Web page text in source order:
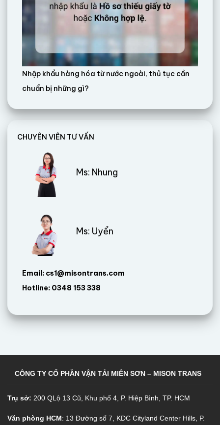
Nhập khẩu hàng hóa từ nước ngoài, thủ tục cần
chuẩn bị những gì?
CHUYÊN VIÊN TƯ VẤN
Ms: Nhung
Ms: Uyển
Email: cs1@misontrans.com
Hotline: 0348 153 338
CÔNG TY CỔ PHẦN VẬN TẢI MIÊN SƠN – MISON TRANS
Trụ sở: 200 QLộ 13 Cũ, Khu phố 4, P. Hiệp Bình, TP. HCM
Văn phòng HCM: 13 Đường số 7, KDC Cityland Center Hills, P.